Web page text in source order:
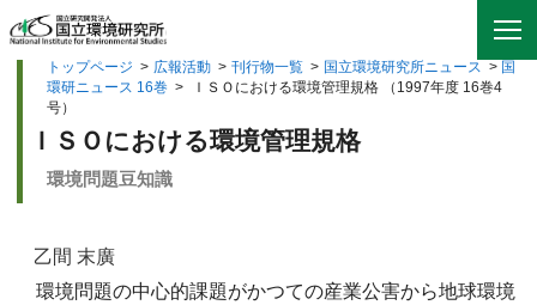
トップページ > 広報活動 > 刊行物一覧 > 国立環境研究所ニュース > 国
環研ニュース 16巻 >
ＩＳＯにおける環境管理規格 （1997年度 16巻4
号）
ＩＳＯにおける環境管理規格
環境問題豆知識
乙間 末廣
環境問題の中心的課題がかつての産業公害から地球環境